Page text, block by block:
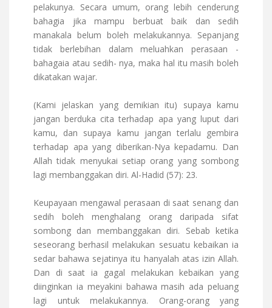
pelakunya. Secara umum, orang lebih cenderung
bahagia jika mampu berbuat baik dan sedih
manakala belum boleh melakukannya. Sepanjang
tidak berlebihan dalam meluahkan perasaan -
bahagaia atau sedih- nya, maka hal itu masih boleh
dikatakan wajar.
(Kami jelaskan yang demikian itu) supaya kamu
jangan berduka cita terhadap apa yang luput dari
kamu, dan supaya kamu jangan terlalu gembira
terhadap apa yang diberikan-Nya kepadamu. Dan
Allah tidak menyukai setiap orang yang sombong
lagi membanggakan diri. Al-Hadid (57): 23.
Keupayaan mengawal perasaan di saat senang dan
sedih boleh menghalang orang daripada sifat
sombong dan membanggakan diri. Sebab ketika
seseorang berhasil melakukan sesuatu kebaikan ia
sedar bahawa sejatinya itu hanyalah atas izin Allah.
Dan di saat ia gagal melakukan kebaikan yang
diinginkan ia meyakini bahawa masih ada peluang
lagi untuk melakukannya. Orang-orang yang